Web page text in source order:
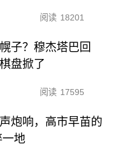
阅读 18201
子？穆杰塔巴回
盘掀了
阅读 17595
炮响，高市早苗的
地